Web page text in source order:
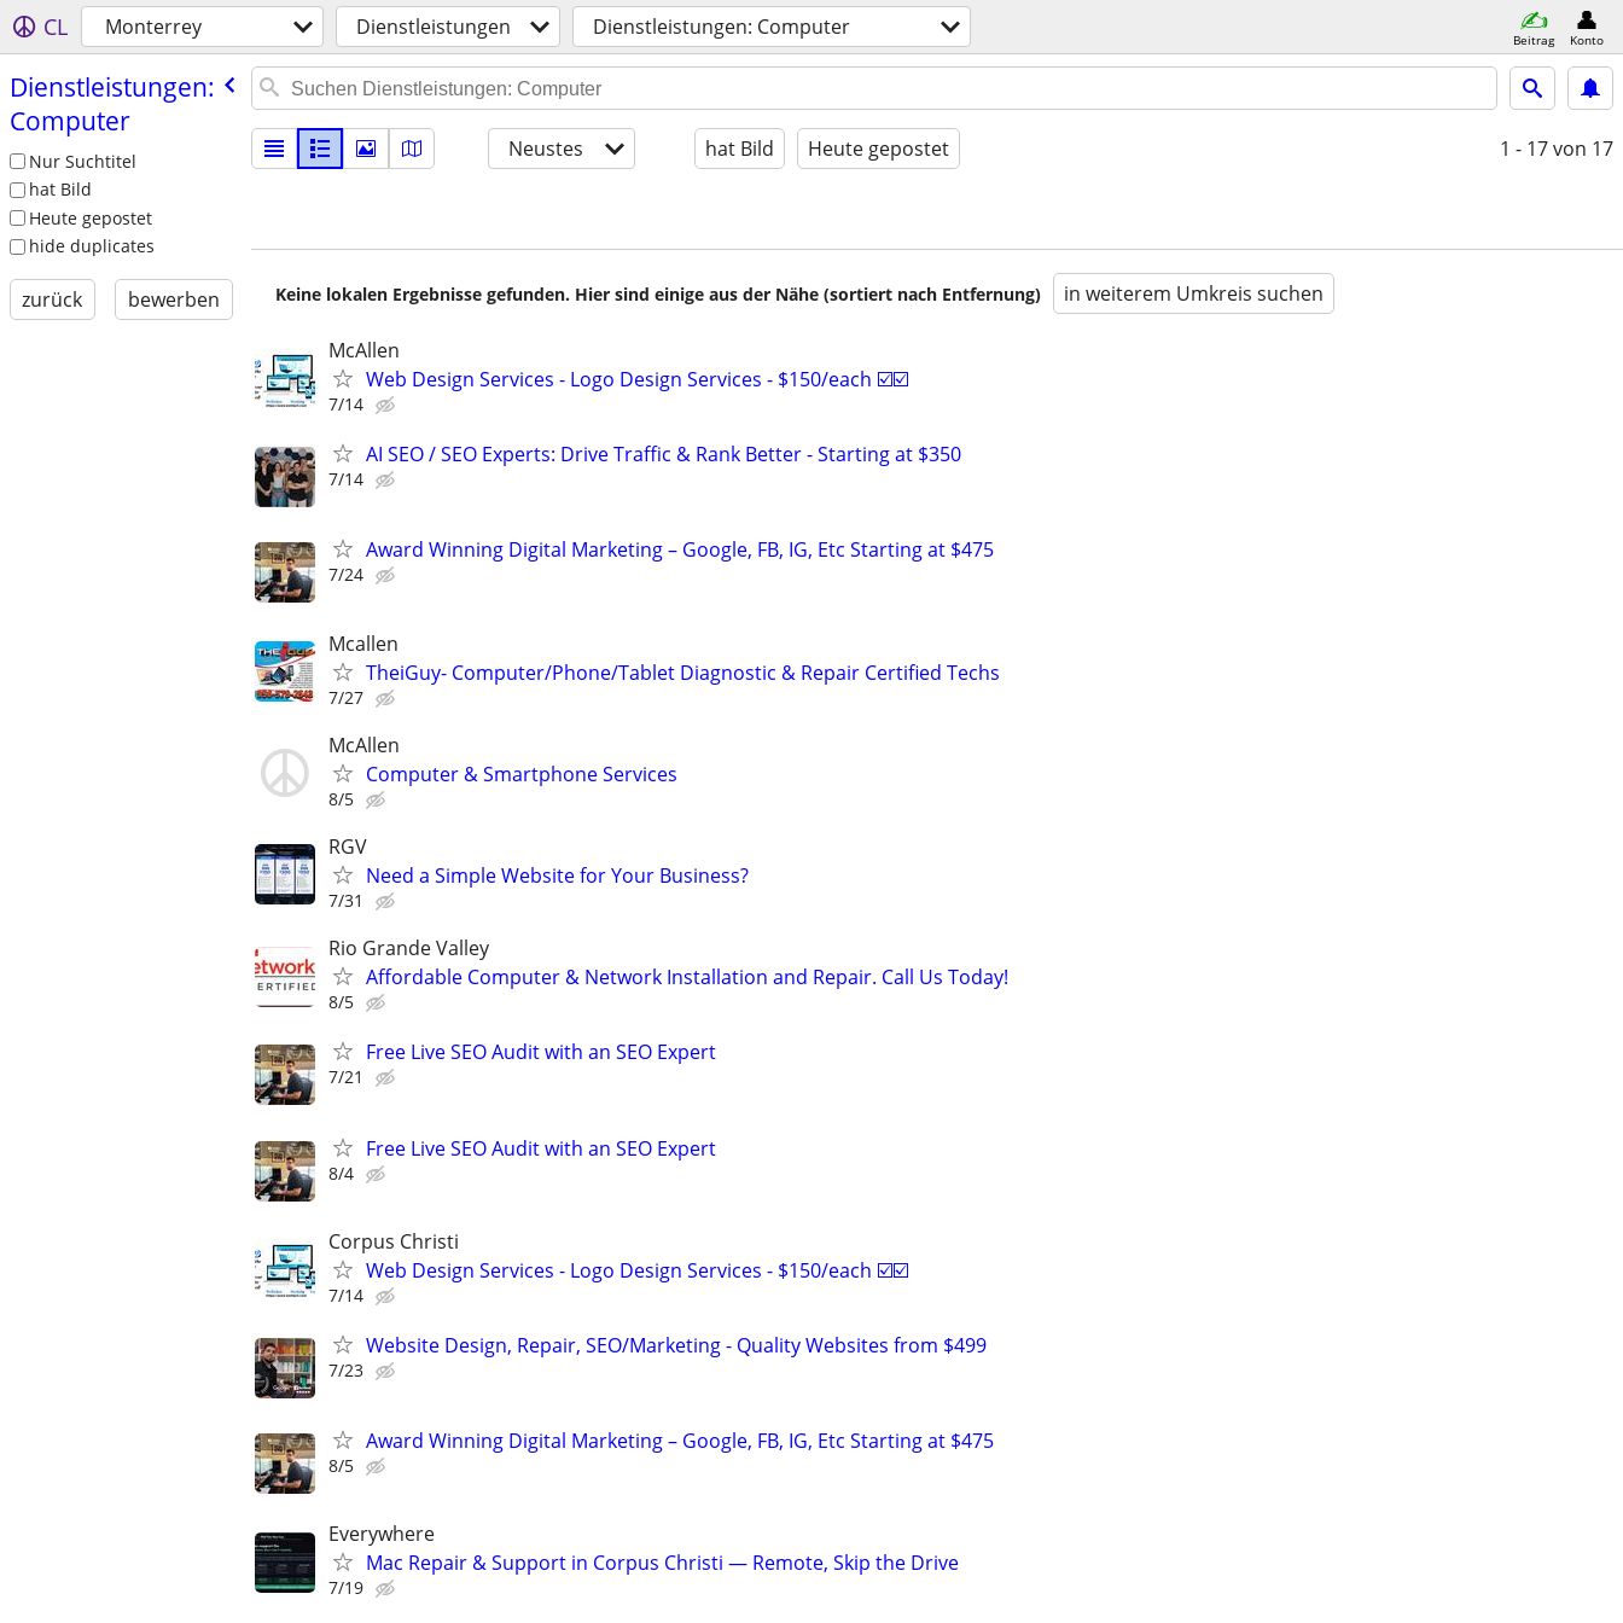
CL Monterrey Dienstleistungen Dienstleistungen: Computer Beitrag Konto
Dienstleistungen:
Computer
Nur Suchtitel
hat Bild
Heute gepostet
hide duplicates
zurück bewerben
Neustes hat Bild Heute gepostet 1 - 17von 17
Keine lokalen Ergebnisse gefunden. Hier sind einige aus der Nähe (sortiert nach Entfernung) in weiterem Umkreis suchen
McAllen
Web Design Services - Logo Design Services - $150/each ☑️☑️
7/14
AI SEO / SEO Experts: Drive Traffic & Rank Better - Starting at $350
7/14
Award Winning Digital Marketing – Google, FB, IG, Etc Starting at $475
7/24
Mcallen
TheiGuy- Computer/Phone/Tablet Diagnostic & Repair Certified Techs
7/27
McAllen
Computer & Smartphone Services
8/5
RGV
Need a Simple Website for Your Business?
7/31
Rio Grande Valley
Affordable Computer & Network Installation and Repair. Call Us Today!
8/5
Free Live SEO Audit with an SEO Expert
7/21
Free Live SEO Audit with an SEO Expert
8/4
Corpus Christi
Web Design Services - Logo Design Services - $150/each ☑️☑️
7/14
Website Design, Repair, SEO/Marketing - Quality Websites from $499
7/23
Award Winning Digital Marketing – Google, FB, IG, Etc Starting at $475
8/5
Everywhere
Mac Repair & Support in Corpus Christi — Remote, Skip the Drive
7/19